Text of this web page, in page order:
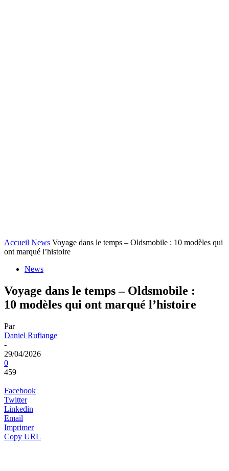
Accueil News Voyage dans le temps – Oldsmobile : 10 modèles qui
ont marqué l’histoire
News
Voyage dans le temps – Oldsmobile :
10 modèles qui ont marqué l’histoire
Par
Daniel Rufiange
-
29/04/2026
0
459
Facebook
Twitter
Linkedin
Email
Imprimer
Copy URL